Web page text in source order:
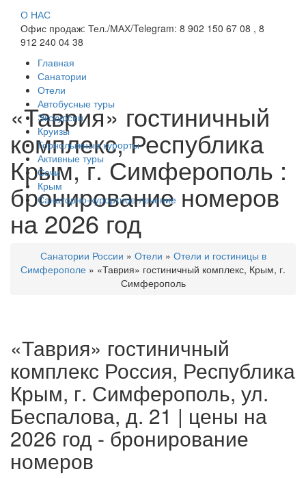
О НАС
Офис продаж: Тел./МАХ/Telegram: 8 902 150 67 08 , 8
912 240 04 38
Главная
Санатории
Отели
Автобусные туры
Экскурсии
Круизы
Горнолыжные курорты
Активные туры
Сочи
Крым
Санаторно-курортное лечение
«Таврия» гостиничный
комплекс, Республика
Крым, г. Симферополь :
бронирование номеров
на 2026 год
Санатории России » Отели » Отели и гостиницы в
Симферополе » «Таврия» гостиничный комплекс, Крым, г.
Симферополь
«Таврия» гостиничный
комплекс Россия, Республика
Крым, г. Симферополь, ул.
Беспалова, д. 21 | цены на
2026 год - бронирование
номеров